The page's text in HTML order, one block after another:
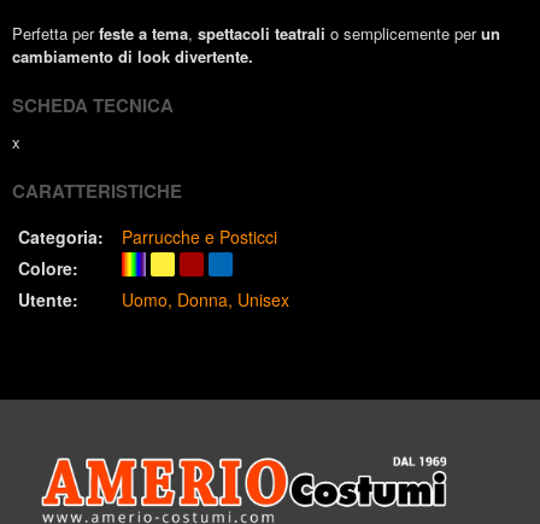
Perfetta perfeste a tema, spettacoli teatrali o semplicemente perun
cambiamento di look divertente.
SCHEDA TECNICA
x
CARATTERISTICHE
Categoria:
Parrucche e Posticci
Colore:
Utente:
Uomo Donna Unisex